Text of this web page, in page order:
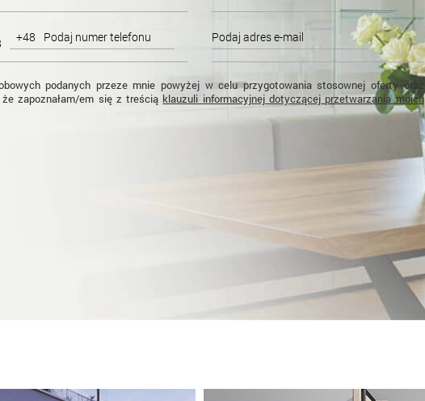
+48
podanych przeze mnie powyżej w celu przygotowania stosownej oferty oraz
zapoznałam/em się z treścią klauzuli informacyjnej dotyczącej przetwarzania moich